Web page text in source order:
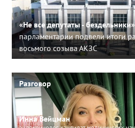
«Не все депутаты -
парламентарии подвели итоги
восьмого созыва АКЗС
Разговор
Инна Вейцман